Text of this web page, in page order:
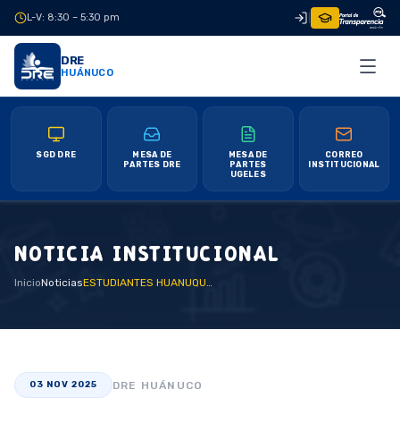
L-V: 8:30 – 5:30 pm
DRE
HUÁNUCO
SGD DRE
MESA DE
PARTES DRE
MESA DE
PARTES
UGELES
CORREO
INSTITUCIONAL
NOTICIA INSTITUCIONAL
InicioNoticias ESTUDIANTES HUANUQUEÑOS DEL COLEGIO ISAAC NEWTON BRILLAN EN FERIA INTERNACIONAL DE CIENCIA EN BRASIL
03 NOV 2025 DRE HUÁNUCO